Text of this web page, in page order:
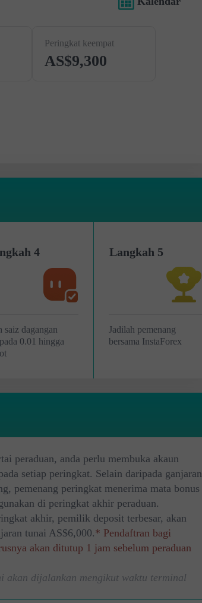
Peringkat keempat
AS$9,300
4
saiz dagangan
0.01 hingga
Langkah 5
Jadilah pemenang
bersama InstaForex
peraduan, anda perlu membuka akaun
setiap peringkat. Selain daripada ganjaran
pemenang peringkat menerima mata bonus
di peringkat akhir peraduan.
akhir, pemilik deposit terbesar, akan
tunai AS$6,000.* Pendaftran bagi
akan ditutup 1 jam sebelum peraduan
akan dijalankan mengikut waktu terminal